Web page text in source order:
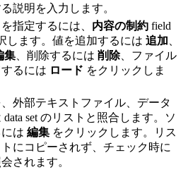
説明を入力します。
指定するには、 内容の制約 field
します。値を追加するには 追加
集 、削除するには 削除、ファイル
るには ロード をクリックしま
外部テキストファイル、データ
set のリストと照合します。ソ
は 編集 をクリックします。リス
トにコピーされず、チェック時に
されます。